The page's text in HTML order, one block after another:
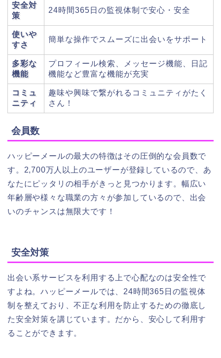
安全対
策
24時間365日の監視体制で安心・安全
使いや
すさ
簡単な操作でスムーズに出会いをサポート
多彩な
機能
プロフィール検索、メッセージ機能、日記
機能など豊富な機能が充実
コミュ
ニティ
趣味や興味で繋がれるコミュニティがたく
さん！
会員数
ハッピーメールの最大の特徴はその圧倒的な会員数で
す。2,700万人以上のユーザーが登録しているので、あ
なたにピッタリの相手がきっと見つかります。幅広い
年齢層や様々な職業の方々が参加しているので、出会
いのチャンスは無限大です！
安全対策
出会い系サービスを利用する上で心配なのは安全性で
すよね。ハッピーメールでは、24時間365日の監視体
制を整えており、不正な利用を防止するための徹底し
た安全対策を講じています。だから、安心して利用す
ることができます。